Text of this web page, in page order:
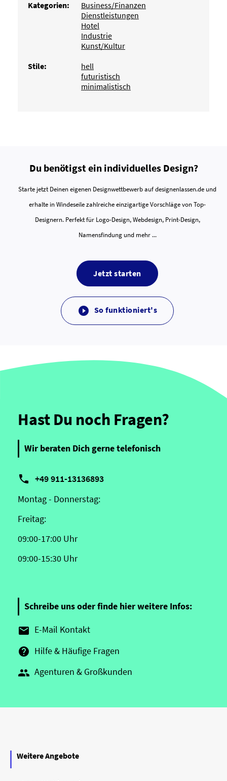
Kategorien:
Business/Finanzen
Dienstleistungen
Hotel
Industrie
Kunst/Kultur
Stile:
hell
futuristisch
minimalistisch
Du benötigst ein individuelles Design?
Starte jetzt Deinen eigenen Designwettbewerb auf designenlassen.de und
erhalte in Windeseile zahlreiche einzigartige Vorschläge von Top-
Designern. Perfekt für Logo-Design, Webdesign, Print-Design,
Namensfindung und mehr ...
Jetzt starten
 So funktioniert's
Hast Du noch Fragen?
Wir beraten Dich gerne telefonisch
 +49 911-13136893
Montag - Donnerstag:
Freitag:
09:00-17:00 Uhr
09:00-15:30 Uhr
Schreibe uns oder finde hier weitere Infos:
 E-Mail Kontakt
 Hilfe & Häufige Fragen
 Agenturen & Großkunden
Weitere Angebote